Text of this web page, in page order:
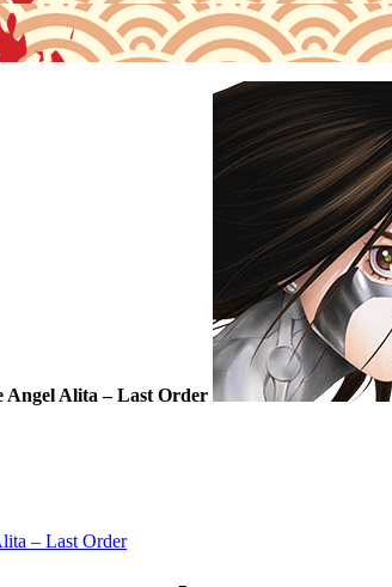
Angel Alita – Last Order
– Last Order